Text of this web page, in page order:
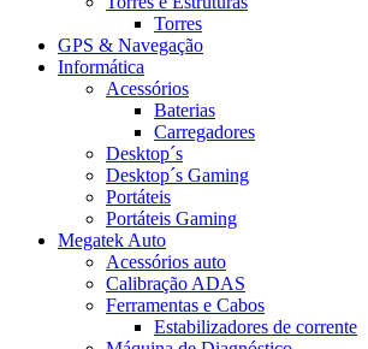
Torres
GPS & Navegação
Informática
Acessórios
Baterias
Carregadores
Desktop´s
Desktop´s Gaming
Portáteis
Portáteis Gaming
Megatek Auto
Acessórios auto
Calibração ADAS
Ferramentas e Cabos
Estabilizadores de corrente